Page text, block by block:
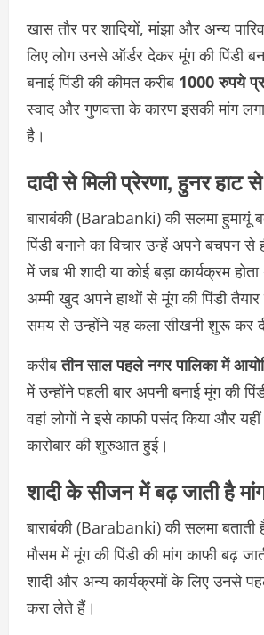
खास तौर पर शादियों, मांझा और अन्य
लिए लोग उनसे ऑर्डर देकर मूंग की पिंडी
बनाई पिंडी की कीमत करीब 1000 रुपये
स्वाद और गुणवत्ता के कारण इसकी मांग
है।
दादी से मिली प्रेरणा, हुनर हाट
बाराबंकी (Barabanki) की सलमा हुमायूं
पिंडी बनाने का विचार उन्हें अपने बचपन से
में जब भी शादी या कोई बड़ा कार्यक्रम
अम्मी खुद अपने हाथों से मूंग की पिंडी
समय से उन्होंने यह कला सीखनी शुरू कर
करीबतीन साल पहले नगर पालिका में
में उन्होंने पहली बार अपनी बनाई मूंग की
वहां लोगों ने इसे काफी पसंद किया और
कारोबार की शुरुआत हुई।
शादी के सीजन में बढ़ जाती है
बाराबंकी (Barabanki) की सलमा बताती
मौसम में मूंग की पिंडी की मांग काफी बढ़
शादी और अन्य कार्यक्रमों के लिए उनसे
करा लेते हैं।